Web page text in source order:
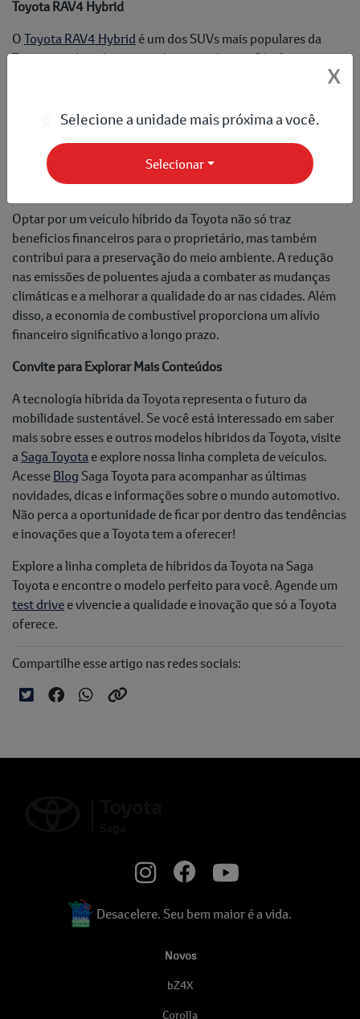
Toyota RAV4 Hybrid
OToyota RAV4 Hybrid é um dos SUVs mais populares da
Toyota, conhecido por seu desempenho confiável e
economia de combustível. Equipado com um motor híbrido
potência e eficiência. Seu design moderno e interior
estrada.
Benefícios Ambientais e Econômicos
Optar por um veículo híbrido da Toyota não só traz
benefícios financeiros para o proprietário, mas também
contribui para a preservação do meio ambiente. A redução
nas emissões de poluentes ajuda a combater as mudanças
climáticas e a melhorar a qualidade do ar nas cidades. Além
disso, a economia de combustível proporciona um alívio
financeiro significativo a longo prazo.
Convite para Explorar Mais Conteúdos
A tecnologia híbrida da Toyota representa o futuro da
mobilidade sustentável. Se você está interessado em saber
mais sobre esses e outros modelos híbridos da Toyota, visite
a Saga Toyota e explore nossa linha completa de veículos.
AcesseBlog Saga Toyota para acompanhar as últimas
novidades, dicas e informações sobre o mundo automotivo.
Não perca a oportunidade de ficar por dentro das tendências
e inovações que a Toyota tem a oferecer!
Explore a linha completa de híbridos da Toyota na Saga
Toyota e encontre o modelo perfeito para você. Agende um
test drivee vivencie a qualidade e inovação que só a Toyota
oferece.
Compartilhe esse artigo nas redes sociais:
Desacelere. Seu bem maior é a vida.
Novos
bZ4X
Corolla
X
Selecione a unidade mais próxima a você.
Selecionar